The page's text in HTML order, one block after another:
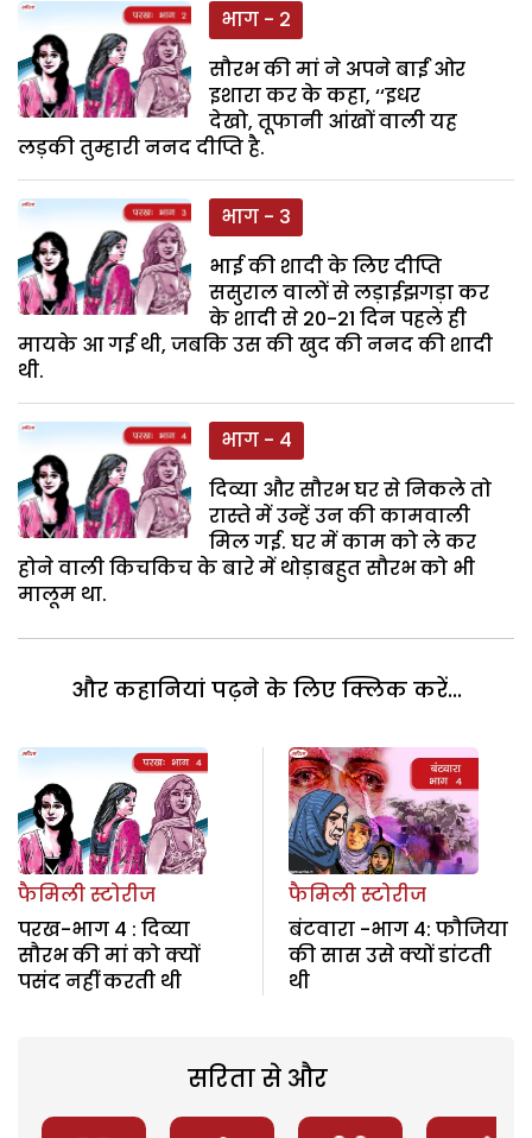
भाग - 2
सौरभ की मां ने अपने बाईं ओर
इशारा कर के कहा, ‘‘इधर
देखो, तूफानी आंखों वाली यह
लड़की तुम्हारी ननद दीप्ति है.
भाग - 3
भाई की शादी के लिए दीप्ति
ससुराल वालों से लड़ाईझगड़ा कर
के शादी से 20-21 दिन पहले ही
मायके आ गई थी, जबकि उस की खुद की ननद की शादी
थी.
भाग - 4
दिव्या और सौरभ घर से निकले तो
रास्ते में उन्हें उन की कामवाली
मिल गई. घर में काम को ले कर
होने वाली किचकिच के बारे में थोड़ाबहुत सौरभ को भी
मालूम था.
और कहानियां पढ़ने के लिए क्लिक करें...
फैमिली स्टोरीज
परख-भाग 4 : दिव्या
सौरभ की मां को क्यों
पसंद नहीं करती थी
फैमिली स्टोरीज
बंटवारा -भाग 4: फौजिया
की सास उसे क्यों डांटती
थी
सरिता से और